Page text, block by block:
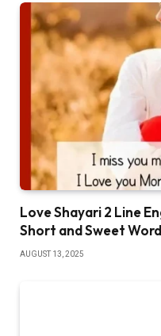
Love Shayari 2 Line
Short and Sweet
AUGUST 13, 2025